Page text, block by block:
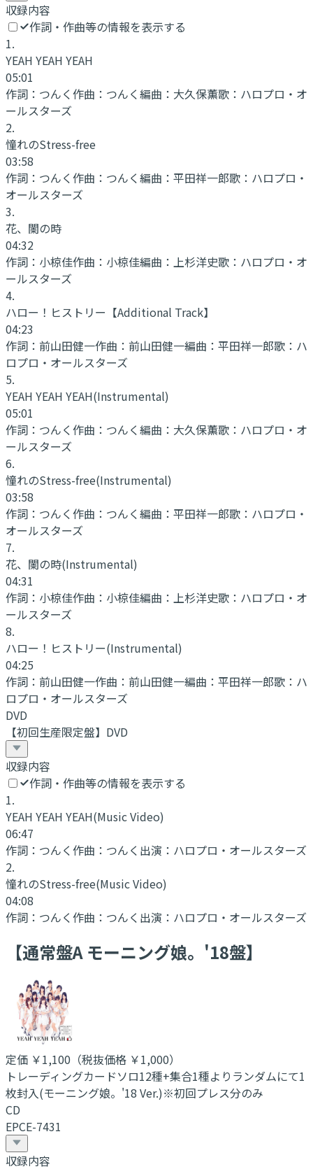
収録内容
作詞・作曲等の情報を表示する
1.
YEAH YEAH YEAH
05:01
作詞： つんく 作曲： つんく 編曲： 大久保薫歌： ハロプロ・オ
ールスターズ
2.
憧れのStress-free
03:58
作詞： つんく 作曲： つんく 編曲： 平田祥一郎歌： ハロプロ・
オールスターズ
3.
花、闌の時
04:32
作詞： 小椋佳作曲： 小椋佳編曲： 上杉洋史歌： ハロプロ・オ
ールスターズ
4.
ハロー！ヒストリー 【Additional Track】
04:23
作詞： 前山田健一作曲： 前山田健一編曲： 平田祥一郎歌： ハ
ロプロ・オールスターズ
5.
YEAH YEAH YEAH(Instrumental)
05:01
作詞： つんく 作曲： つんく 編曲： 大久保薫歌： ハロプロ・オ
ールスターズ
6.
憧れのStress-free(Instrumental)
03:58
作詞： つんく 作曲： つんく 編曲： 平田祥一郎歌： ハロプロ・
オールスターズ
7.
花、闌の時(Instrumental)
04:31
作詞： 小椋佳作曲： 小椋佳編曲： 上杉洋史歌： ハロプロ・オ
ールスターズ
8.
ハロー！ヒストリー(Instrumental)
04:25
作詞： 前山田健一作曲： 前山田健一編曲： 平田祥一郎歌： ハ
ロプロ・オールスターズ
DVD
【初回生産限定盤】DVD
収録内容
作詞・作曲等の情報を表示する
1.
YEAH YEAH YEAH(Music Video)
06:47
作詞： つんく 作曲： つんく 出演： ハロプロ・オールスターズ
2.
憧れのStress-free(Music Video)
04:08
作詞： つんく 作曲： つんく 出演： ハロプロ・オールスターズ
【通常盤A モーニング娘。'18盤】
定価 ￥1,100 （税抜価格 ￥1,000）
トレーディングカードソロ12種+集合1種よりランダムにて1
枚封入(モーニング娘。'18 Ver.)※初回プレス分のみ
CD
EPCE-7431
収録内容